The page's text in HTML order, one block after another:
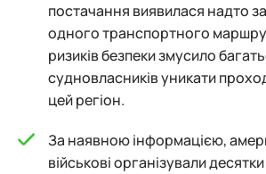
постачання виявилася надто
одного транспортного
ризиків безпеки змусило
судновласників уникати
цей регіон.
За наявною інформацією,
військові організували